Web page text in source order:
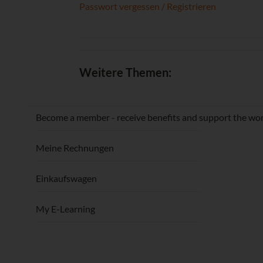
Passwort vergessen / Registrieren
Weitere Themen:
Become a member - receive benefits and support the
Meine Rechnungen
Einkaufswagen
My E-Learning